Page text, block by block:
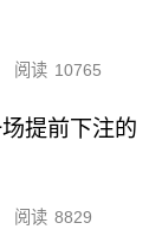
阅读 10765
提前下注的
阅读 8829